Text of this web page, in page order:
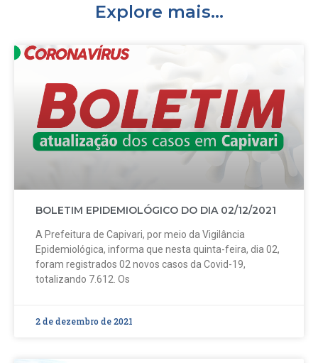
Explore mais...
BOLETIM EPIDEMIOLÓGICO DO DIA 02/12/2021
A Prefeitura de Capivari, por meio da Vigilância
Epidemiológica, informa que nesta quinta-feira, dia 02,
foram registrados 02 novos casos da Covid-19,
totalizando 7.612. Os
2 de dezembro de 2021